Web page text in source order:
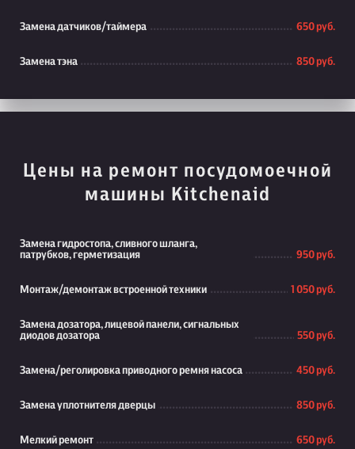
Замена датчиков/таймера 650 руб.
Замена тэна 850 руб.
Цены на ремонт посудомоечной
машины Kitchenaid
Замена гидростопа, сливного шланга,
патрубков, герметизация
950 руб.
Монтаж/демонтаж встроенной техники 1 050 руб.
Замена дозатора, лицевой панели, сигнальных
диодов дозатора
550 руб.
Замена/реголировка приводного ремня насоса 450 руб.
Замена уплотнителя дверцы 850 руб.
Мелкий ремонт 650 руб.